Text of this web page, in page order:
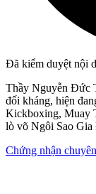
Đã kiểm duyệt nội
Thầy Nguyễn Đức
đối kháng, hiện
Kickboxing, Muay
lò võ Ngôi Sao
Chứng nhận